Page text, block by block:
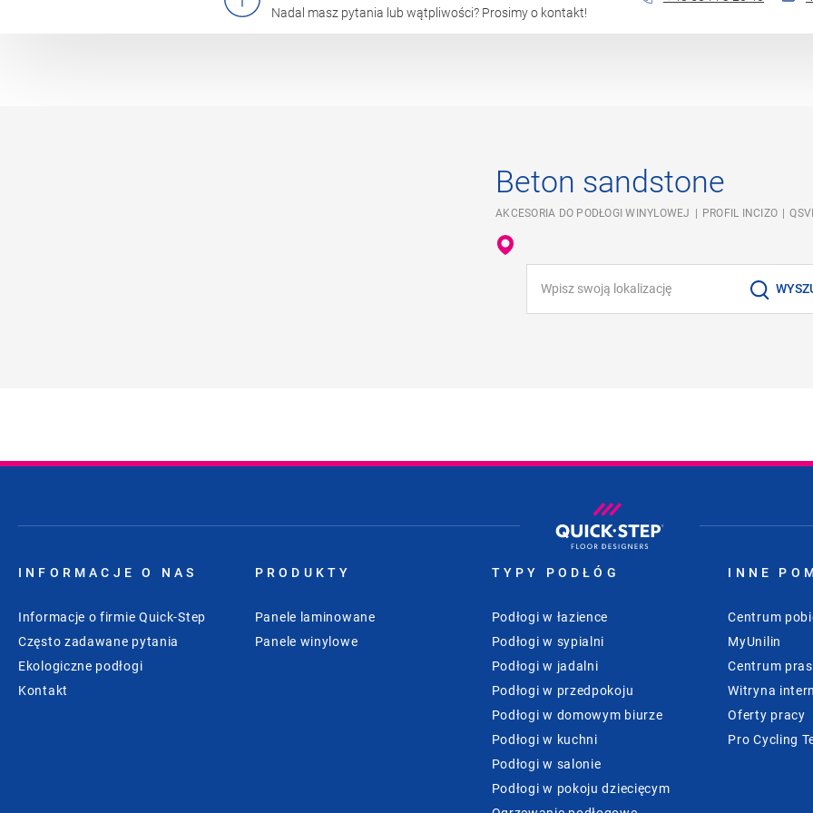
Nadal masz pytania lub wątpliwości? Prosimy o kontakt!
Beton sandstone
AKCESORIA DO PODŁOGI WINYLOWEJ PROFIL INCIZO
INFORMACJE O NAS
Informacje o firmie Quick-Step
Często zadawane pytania
Ekologiczne podłogi
Kontakt
PRODUKTY
Panele laminowane
Panele winylowe
TYPY PODŁÓG
Podłogi w łazience
Podłogi w sypialni
Podłogi w jadalni
Podłogi w przedpokoju
Podłogi w domowym biurze
Podłogi w kuchni
Podłogi w salonie
Podłogi w pokoju dziecięcym
INNE
Centrum
MyUnilin
Centrum
Witryna
Oferty pracy
Pro Cycling